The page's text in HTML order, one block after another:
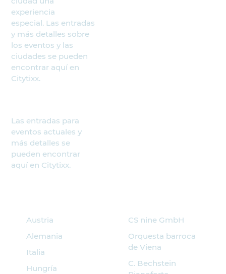
experiencia
especial. Las entradas
y más detalles sobre
los eventos y las
ciudades se pueden
encontrar aquí en
Citytixx.
Las entradas para
eventos actuales y
más detalles se
pueden encontrar
aquí en Citytixx.
Austria
Alemania
Italia
Hungría
CS nine GmbH
Orquesta barroca
de Viena
C. Bechstein